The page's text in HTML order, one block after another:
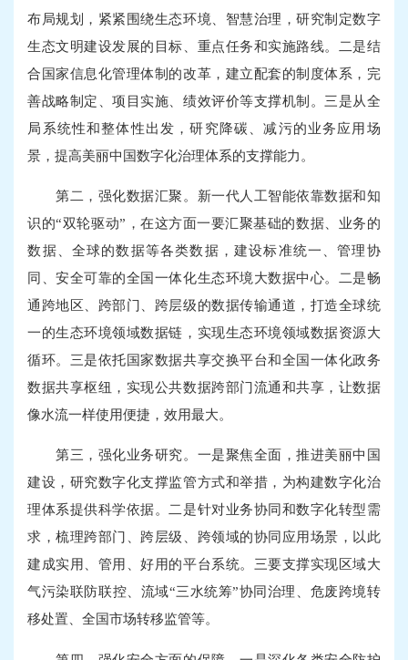
布局规划，紧紧围绕生态环境、智慧治理，研究制定数字
生态文明建设发展的目标、重点任务和实施路线。二是结
合国家信息化管理体制的改革，建立配套的制度体系，完
善战略制定、项目实施、绩效评价等支撑机制。三是从全
局系统性和整体性出发，研究降碳、减污的业务应用场
景，提高美丽中国数字化治理体系的支撑能力。
第二，强化数据汇聚。新一代人工智能依靠数据和知
识的“双轮驱动”，在这方面一要汇聚基础的数据、业务的
数据、全球的数据等各类数据，建设标准统一、管理协
同、安全可靠的全国一体化生态环境大数据中心。二是畅
通跨地区、跨部门、跨层级的数据传输通道，打造全球统
一的生态环境领域数据链，实现生态环境领域数据资源大
循环。三是依托国家数据共享交换平台和全国一体化政务
数据共享枢纽，实现公共数据跨部门流通和共享，让数据
像水流一样使用便捷，效用最大。
第三，强化业务研究。一是聚焦全面，推进美丽中国
建设，研究数字化支撑监管方式和举措，为构建数字化治
理体系提供科学依据。二是针对业务协同和数字化转型需
求，梳理跨部门、跨层级、跨领域的协同应用场景，以此
建成实用、管用、好用的平台系统。三要支撑实现区域大
气污染联防联控、流域“三水统筹”协同治理、危废跨境转
移处置、全国市场转移监管等。